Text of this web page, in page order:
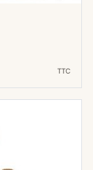
TTC